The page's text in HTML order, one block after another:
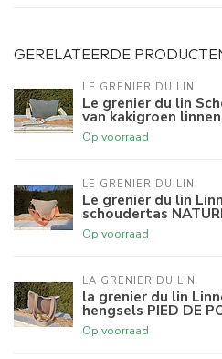
GERELATEERDE
LE GRENIER DU LIN
Le grenier du lin
van kakigroen linnen
Op voorraad
LE GRENIER DU LIN
Le grenier du lin
schoudertas
Op voorraad
LA GRENIER DU LIN
la grenier du lin
hengsels PIED DE
Op voorraad